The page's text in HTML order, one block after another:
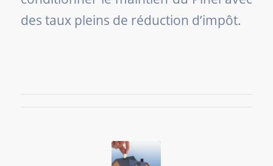
des taux pleins de réduction d’impôt.